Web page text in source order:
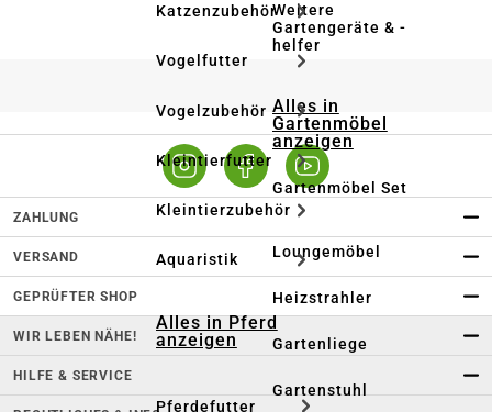
Katzenzubehör
Vogelfutter
Vogelzubehör
Kleintierfutter
Kleintierzubehör
Aquaristik
Alles in Pferd
anzeigen
Pferdefutter
Weitere
Gartengeräte & -
helfer
Alles in
Gartenmöbel
anzeigen
Gartenmöbel Set
Loungemöbel
Heizstrahler
Gartenliege
Gartenstuhl
ZAHLUNG
VERSAND
GEPRÜFTER SHOP
WIR LEBEN NÄHE!
HILFE & SERVICE